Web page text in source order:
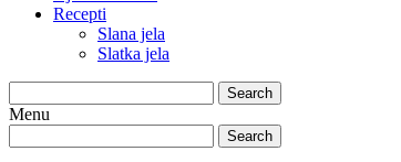
Recepti
Slana jela
Slatka jela
Search
Menu
Search